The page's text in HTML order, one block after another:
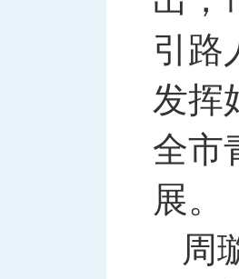
引路
发挥
全市
展。
周